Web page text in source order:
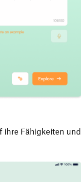
ihre Fähigkeiten und